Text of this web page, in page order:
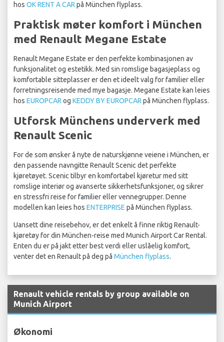
hos OK RENT A CAR på München flyplass.
Praktisk møter komfort i München
med Renault Megane Estate
Renault Megane Estate er den perfekte kombinasjonen av
funksjonalitet og estetikk. Med sin romslige bagasjeplass og
komfortable sitteplasser er den et ideelt valg for familier eller
forretningsreisende med mye bagasje. Megane Estate kan leies
hos EUROPCAR og KEDDY BY EUROPCAR på München flyplass.
Utforsk Münchens underverk med
Renault Scenic
For de som ønsker å nyte de naturskjønne veiene i München, er
den passende navngitte Renault Scenic det perfekte
kjøretøyet. Scenic tilbyr en komfortabel kjøretur med sitt
romslige interiør og avanserte sikkerhetsfunksjoner, og sikrer
en stressfri reise for familier eller vennegrupper. Denne
modellen kan leies hos ENTERPRISE på München flyplass.
Uansett dine reisebehov, er det enkelt å finne riktig Renault-
kjøretøy for din München-reise med Munich Airport Car Rental.
Enten du er på jakt etter best verdi eller uslåelig komfort,
venter det en Renault på deg på München flyplass.
Renault vehicle rentals by group available on
Munich Airport
Økonomi